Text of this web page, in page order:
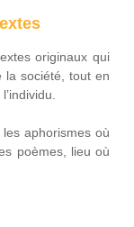
originaux qui
la société, tout en
aphorismes où
poèmes, lieu où